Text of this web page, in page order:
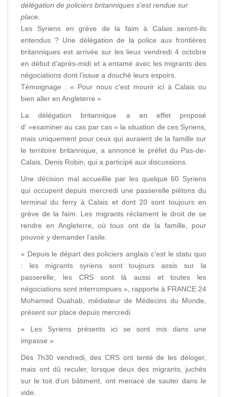
délégation de policiers britanniques s’est rendue sur
place.
Les Syriens en grève de la faim à Calais seront-ils
entendus ? Une délégation de la police aux frontières
britanniques est arrivée sur les lieux vendredi 4 octobre
en début d’après-midi et a entamé avec les migrants des
négociations dont l’issue a douché leurs espoirs.
Témoignage : « Pour nous c’est mourir ici à Calais ou
bien aller en Angleterre »
La délégation britannique a en effet proposé
d' »examiner au cas par cas » la situation de ces Syriens,
mais uniquement pour ceux qui auraient de la famille sur
le territoire britannique, a annoncé le préfet du Pas-de-
Calais, Denis Robin, qui a participé aux discussions.
Une décision mal accueillie par les quelque 60 Syriens
qui occupent depuis mercredi une passerelle piétons du
terminal du ferry à Calais et dont 20 sont toujours en
grève de la faim. Les migrants réclament le droit de se
rendre en Angleterre, où tous ont de la famille, pour
pouvoir y demander l’asile.
« Depuis le départ des policiers anglais c’est le statu quo
: les migrants syriens sont toujours assis sur la
passerelle, les CRS sont là aussi et toutes les
négociations sont interrompues », rapporte à FRANCE 24
Mohamed Ouahab, médiateur de Médecins du Monde,
présent sur place depuis mercredi.
« Les Syriens présents ici se sont mis dans une
impasse »
Dès 7h30 vendredi, des CRS ont tenté de les déloger,
mais ont dû reculer, lorsque deux des migrants, juchés
sur le toit d’un bâtiment, ont menacé de sauter dans le
vide.